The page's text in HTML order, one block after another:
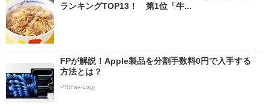
ランキングTOP13！ 第1位「牛...
FPが解説！Apple製品を分割手数料0円で入手する
方法とは？
PR(Fav-Log)